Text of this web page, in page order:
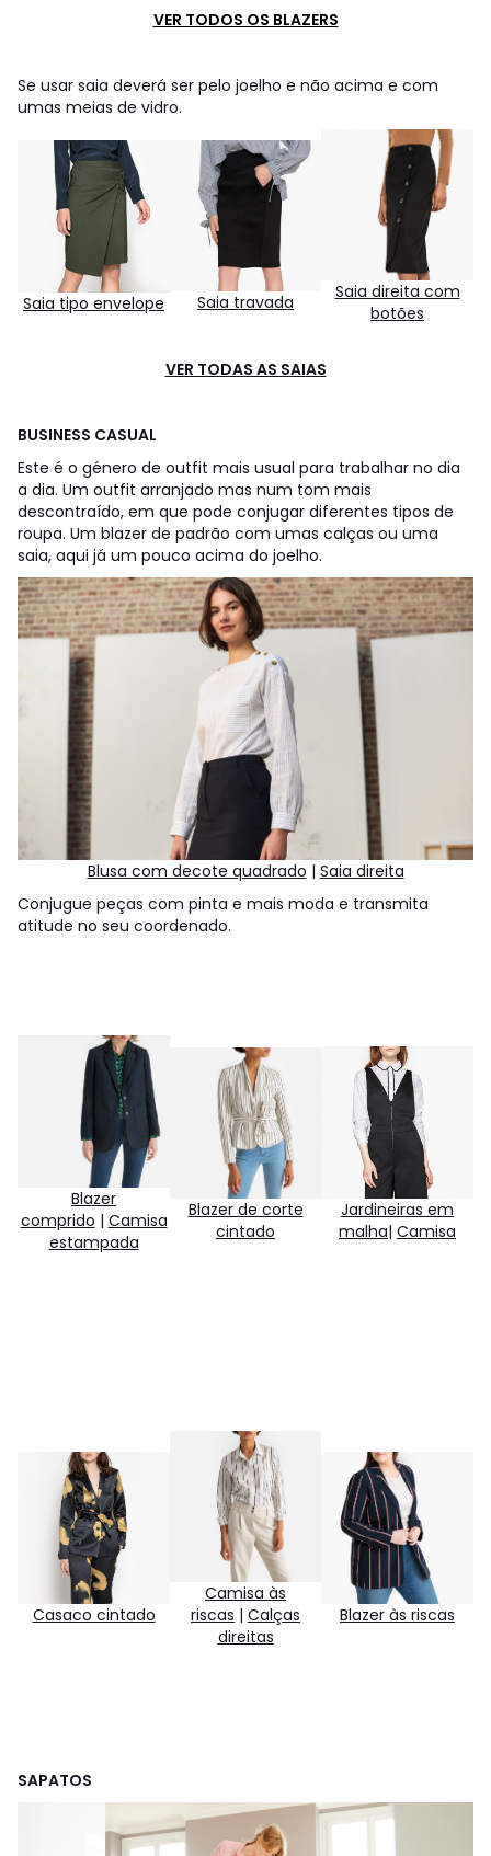
VER TODOS OS BLAZERS
Se usar saia deverá ser pelo joelho e não acima e com
umas meias de vidro.
Saia tipo envelope Saia travada
Saia direita com
botões
VER TODAS AS SAIAS
BUSINESS CASUAL
Este é o género de outfit mais usual para trabalhar no dia
a dia. Um outfit arranjado mas num tom mais
descontraído, em que pode conjugar diferentes tipos de
roupa. Um blazer de padrão com umas calças ou uma
saia, aqui já um pouco acima do joelho.
Blusa com decote quadrado | Saia direita
Conjugue peças com pinta e mais moda e transmita
atitude no seu coordenado.
Blazer
comprido | Camisa
estampada
Blazer de corte
cintado
Jardineiras em
malha| Camisa
Casaco cintado
Camisa às
riscas | Calças
direitas
Blazer às riscas
SAPATOS